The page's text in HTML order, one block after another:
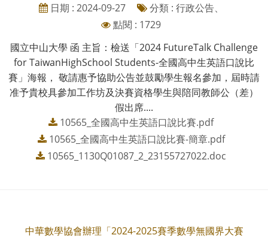
日期 : 2024-09-27
分類 : 行政公告、
點閱 : 1729
國立中山大學 函 主旨：檢送「2024 FutureTalk Challenge
for TaiwanHighSchool Students-全國高中生英語口說比
賽」海報， 敬請惠予協助公告並鼓勵學生報名參加，屆時請
准予貴校具參加工作坊及決賽資格學生與陪同教師公（差）
假出席....
10565_全國高中生英語口說比賽.pdf
10565_全國高中生英語口說比賽-簡章.pdf
10565_1130Q01087_2_23155727022.doc
中華數學協會辦理「2024-2025賽季數學無國界大賽